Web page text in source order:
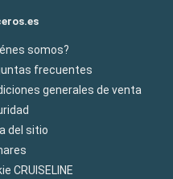
somos?
frecuentes
generales de venta
del sitio
CRUISELINE